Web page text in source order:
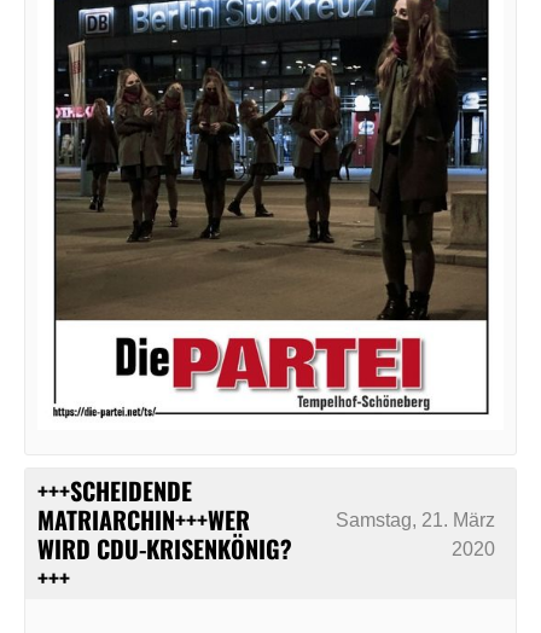
+++SCHEIDENDE
MATRIARCHIN+++WER
WIRD CDU-KRISENKÖNIG?
+++
Samstag, 21. März
2020